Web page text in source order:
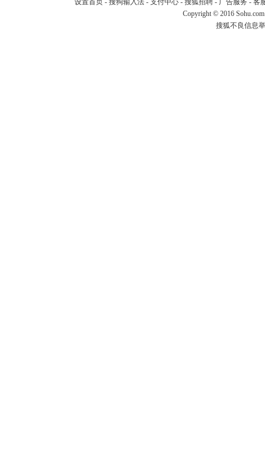
设置首页 - 搜狗输入法- 支付中心- 搜狐招聘- 广告服务 - 客
Copyright © 2016
搜狐不良信息